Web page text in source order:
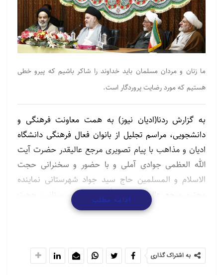
ما زنان و مردان مسلمان باید خداوند را شاکر باشیم که پیرو خطی
هستیم که مورد رضایت پروردگار است.
به گزارش ردنا(ادیان نیوز) به همت معاونت فرهنگی و
دانشجویی، مراسم تجلیل از بانوان فعال فرهنگی دانشگاه
ادیان و مذاهب با پیام تصویری مرجع عالیقدر حضرت آیت
الله العظمی جوادی آملی و با حضور و سخنرانی حجت
الاسلام و المسلمین حاج سید جواد شهرستانی نماینده
محترم مرجع عالیقدر آیت الله العظمی سیستانی، حجت
الاسلام و المسلمین دکتر عبدالکریم بی‌آزار شیرازی استاد
شد.
ادامه مطلب
به اشتراک گذاری